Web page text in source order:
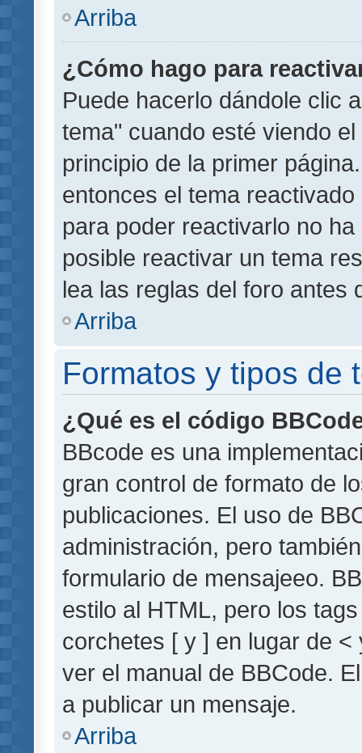
Arriba
¿Cómo hago para
Puede hacerlo dándole clic
tema" cuando esté viendo
principio de la primer
entonces el tema
para poder reactivarlo no
posible reactivar un tema
lea las reglas del foro antes
Arriba
Formatos y tipos de
¿Qué es el código
BBcode es una
gran control de formato de
publicaciones. El uso de
administración, pero
formulario de mensajeeo.
estilo al HTML, pero los
corchetes [ y ] en lugar de
ver el manual de BBCode.
a publicar un mensaje.
Arriba